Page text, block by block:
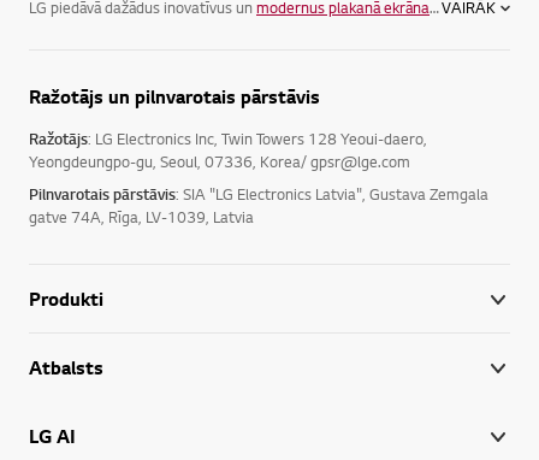
LG piedāvā dažādus inovatīvus unmodernus plakanā ekrāna televizorus , lai
VAIRĀK
Ražotājs un pilnvarotais pārstāvis
Ražotājs: LG Electronics Inc, Twin Towers 128 Yeoui-daero,
Yeongdeungpo-gu, Seoul, 07336, Korea/ gpsr@lge.com
Pilnvarotais pārstāvis: SIA "LG Electronics Latvia", Gustava Zemgala
gatve 74A, Rīga, LV-1039, Latvia
Produkti
Atbalsts
LG AI